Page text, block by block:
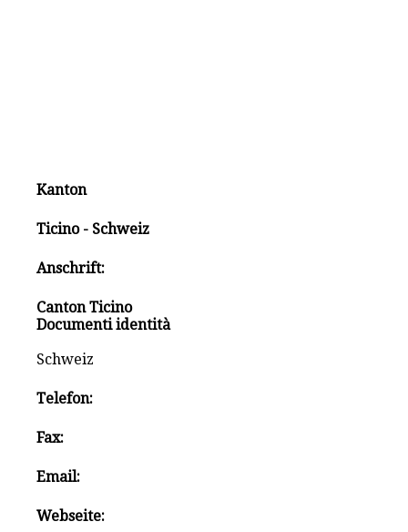
Kanton
Ticino - Schweiz
Anschrift:
Canton Ticino
Documenti identità
Schweiz
Telefon:
Fax:
Email:
Webseite: